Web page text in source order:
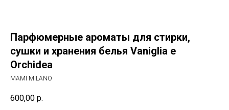
Парфюмерные ароматы для стирки,
сушки и хранения белья Vaniglia e
Orchidea
MAMI MILANO
600,00 р.